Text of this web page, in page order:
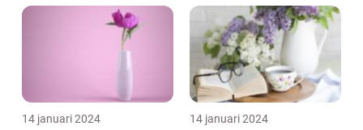
14 januari 2024 14 januari 2024